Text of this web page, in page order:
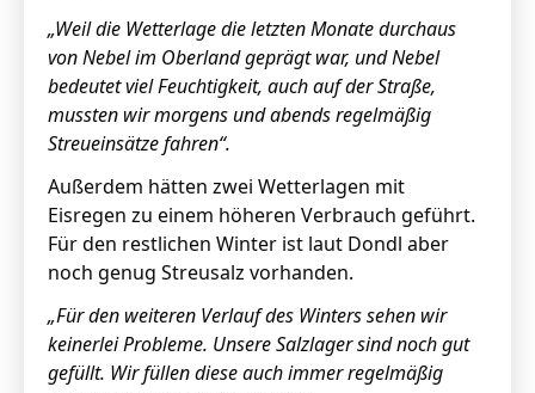
„Weil die Wetterlage die letzten Monate durchaus
von Nebel im Oberland geprägt war, und Nebel
bedeutet viel Feuchtigkeit, auch auf der Straße,
mussten wir morgens und abends regelmäßig
Streueinsätze fahren“.
Außerdem hätten zwei Wetterlagen mit
Eisregen zu einem höheren Verbrauch geführt.
Für den restlichen Winter ist laut Dondl aber
noch genug Streusalz vorhanden.
„Für den weiteren Verlauf des Winters sehen wir
keinerlei Probleme. Unsere Salzlager sind noch gut
gefüllt. Wir füllen diese auch immer regelmäßig